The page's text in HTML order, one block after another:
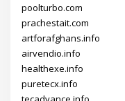
poolturbo.com
prachestait.com
artforafghans.info
airvendio.info
healthexe.info
puretecx.info